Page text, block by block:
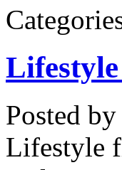
Posted
Lifestyle